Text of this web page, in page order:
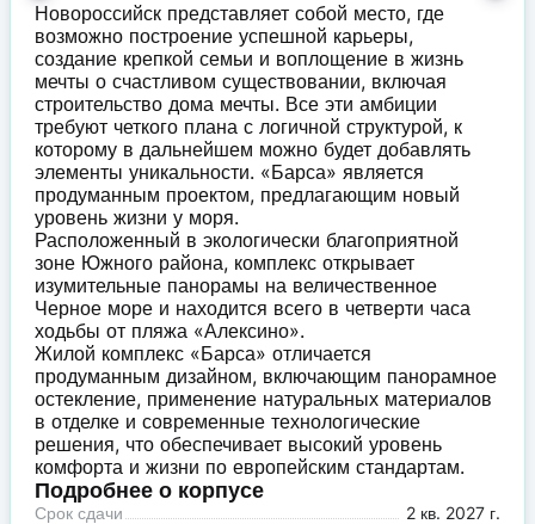
Новороссийск представляет собой место, где
возможно построение успешной карьеры,
создание крепкой семьи и воплощение в жизнь
мечты о счастливом существовании, включая
строительство дома мечты. Все эти амбиции
требуют четкого плана с логичной структурой, к
которому в дальнейшем можно будет добавлять
элементы уникальности. «Барса» является
продуманным проектом, предлагающим новый
уровень жизни у моря.
Расположенный в экологически благоприятной
зоне Южного района, комплекс открывает
изумительные панорамы на величественное
Черное море и находится всего в четверти часа
ходьбы от пляжа «Алексино».
Жилой комплекс «Барса» отличается
продуманным дизайном, включающим панорамное
остекление, применение натуральных материалов
в отделке и современные технологические
решения, что обеспечивает высокий уровень
комфорта и жизни по европейским стандартам.
Подробнее о корпусе
Срок сдачи 2 кв. 2027 г.